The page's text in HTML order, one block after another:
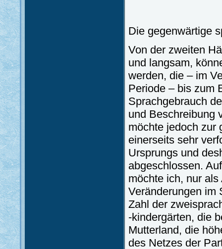
Die gegenwärtige
Von der zweiten
und langsam,
werden, die – im
Periode – bis zum
Sprachgebrauch
und Beschreibung
möchte jedoch zur
einerseits sehr
Ursprungs und
abgeschlossen.
möchte ich, nur
Veränderungen im
Zahl der
-kindergärten, die
Mutterland, die
des Netzes der